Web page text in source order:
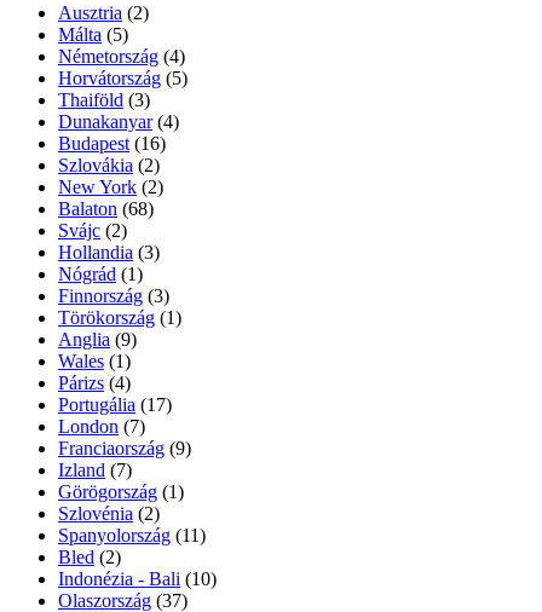
Ausztria (2)
Málta (5)
Németország (4)
Horvátország (5)
Thaiföld (3)
Dunakanyar (4)
Budapest (16)
Szlovákia (2)
New York (2)
Balaton (68)
Svájc (2)
Hollandia (3)
Nógrád (1)
Finnország (3)
Törökország (1)
Anglia (9)
Wales (1)
Párizs (4)
Portugália (17)
London (7)
Franciaország (9)
Izland (7)
Görögország (1)
Szlovénia (2)
Spanyolország (11)
Bled (2)
Indonézia - Bali (10)
Olaszország (37)